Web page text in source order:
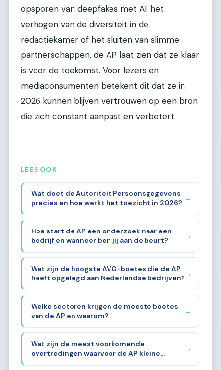
opsporen van deepfakes met AI, het
verhogen van de diversiteit in de
redactiekamer of het sluiten van slimme
partnerschappen, de AP laat zien dat ze klaar
is voor de toekomst. Voor lezers en
mediaconsumenten betekent dit dat ze in
2026 kunnen blijven vertrouwen op een bron
die zich constant aanpast en verbetert.
LEES OOK
Wat doet de Autoriteit Persoonsgegevens
precies en hoe werkt het toezicht in 2026?
→
Hoe start de AP een onderzoek naar een
bedrijf en wanneer ben jij aan de beurt?
→
Wat zijn de hoogste AVG-boetes die de AP
heeft opgelegd aan Nederlandse bedrijven?
→
Welke sectoren krijgen de meeste boetes
van de AP en waarom?
→
Wat zijn de meest voorkomende
overtredingen waarvoor de AP kleine
→